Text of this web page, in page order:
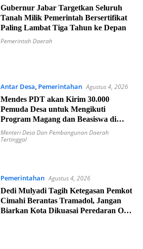
2026
Gubernur Jabar Targetkan Seluruh
Tanah Milik Pemerintah Bersertifikat
Paling Lambat Tiga Tahun ke Depan
Pemerintah Daerah
Antar Desa, Pemerintahan Agustus 4, 2026
Mendes PDT akan Kirim 30.000
Pemuda Desa untuk Mengikuti
Program Magang dan Beasiswa di
Jepang
Menteri Desa Dan Pembangunan Daerah
Tertinggal
Pemerintahan Agustus 4, 2026
Dedi Mulyadi Tagih Ketegasan Pemkot
Cimahi Berantas Tramadol, Jangan
Biarkan Kota Dikuasai Peredaran Obat